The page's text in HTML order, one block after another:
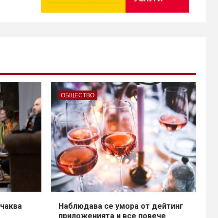
ОБЩЕСТВО
Наблюдава се умора от дейтинг
приложенията и все повече